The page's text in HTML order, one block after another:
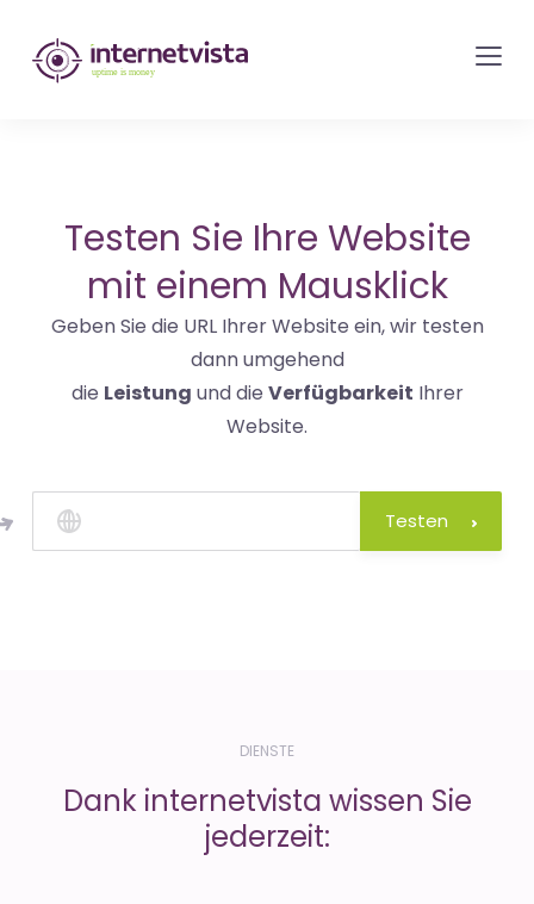
internetvista
Monitoring
Websites
und
Internet-
Diensten
Uptime
Testen Sie Ihre Website
mit einem Mausklick
Geben Sie die URL Ihrer Website ein, wir testen
dann umgehend
die Leistung und die Verfügbarkeit Ihrer
Website.
Testen
DIENSTE
Dank internetvista wissen Sie
jederzeit: